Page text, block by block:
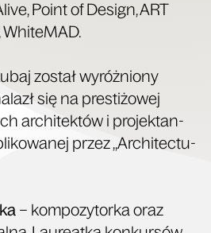
Point of Design, ART
WhiteMAD.
został wyróż­nio­ny
się na pre­sti­żo­wej
archi­tek­tów i pro­jek­tan­
przez „Archi­tec­tu­
– kom­po­zy­tor­ka oraz